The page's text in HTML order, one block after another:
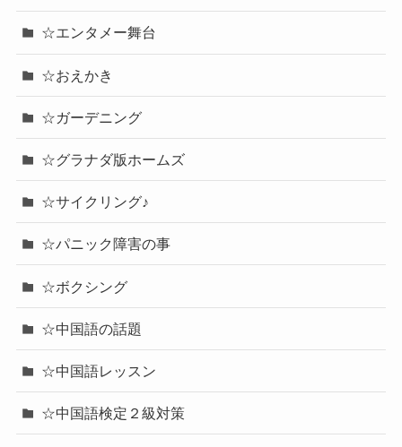
☆エンタメー舞台
☆おえかき
☆ガーデニング
☆グラナダ版ホームズ
☆サイクリング♪
☆パニック障害の事
☆ボクシング
☆中国語の話題
☆中国語レッスン
☆中国語検定２級対策